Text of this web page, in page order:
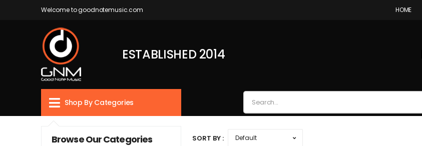
Welcome to goodnotemusic.com HOME
ESTABLISHED 2014
Shop By Categories
Browse Our Categories SORT BY :